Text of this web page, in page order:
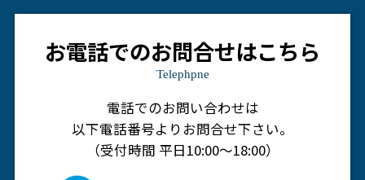
お電話でのお問合せはこちら
Telephpne
電話でのお問い合わせは
以下電話番号よりお問合せ下さい。
（受付時間 平日10:00～18:00）